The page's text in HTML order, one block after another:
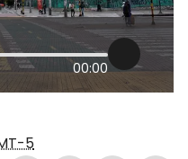
00:00
5